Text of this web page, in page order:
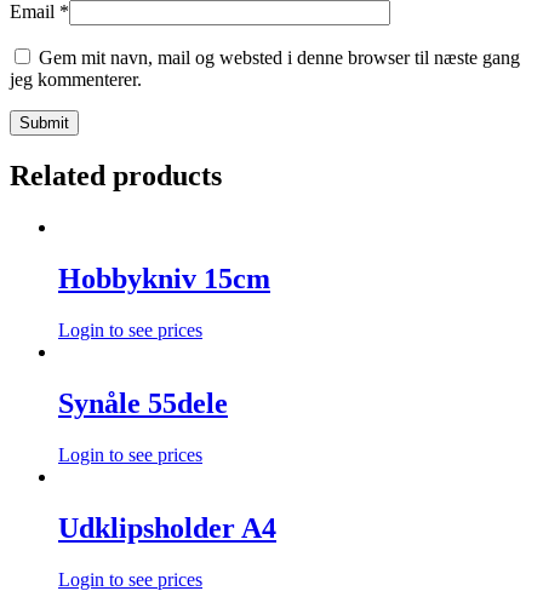
Email *
Gem mit navn, mail og websted i denne browser til næste gang
jeg kommenterer.
Related products
Hobbykniv 15cm
Login to see prices
Synåle 55dele
Login to see prices
Udklipsholder A4
Login to see prices